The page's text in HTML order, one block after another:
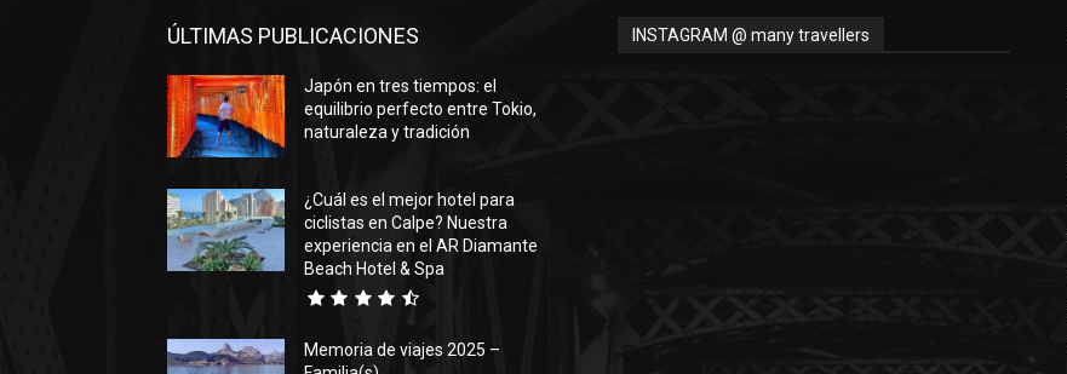
ÚLTIMAS PUBLICACIONES
Japón en tres tiempos: el
equilibrio perfecto entre Tokio,
naturaleza y tradición
¿Cuál es el mejor hotel para
ciclistas en Calpe? Nuestra
experiencia en el AR Diamante
Beach Hotel & Spa
Memoria de viajes 2025 –
INSTAGRAM @ many travellers